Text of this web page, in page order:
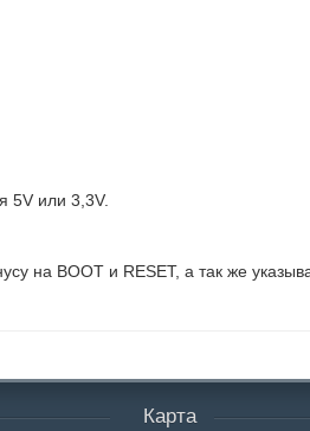
5V или 3,3V.
на BOOT и RESET, а так же
Карта